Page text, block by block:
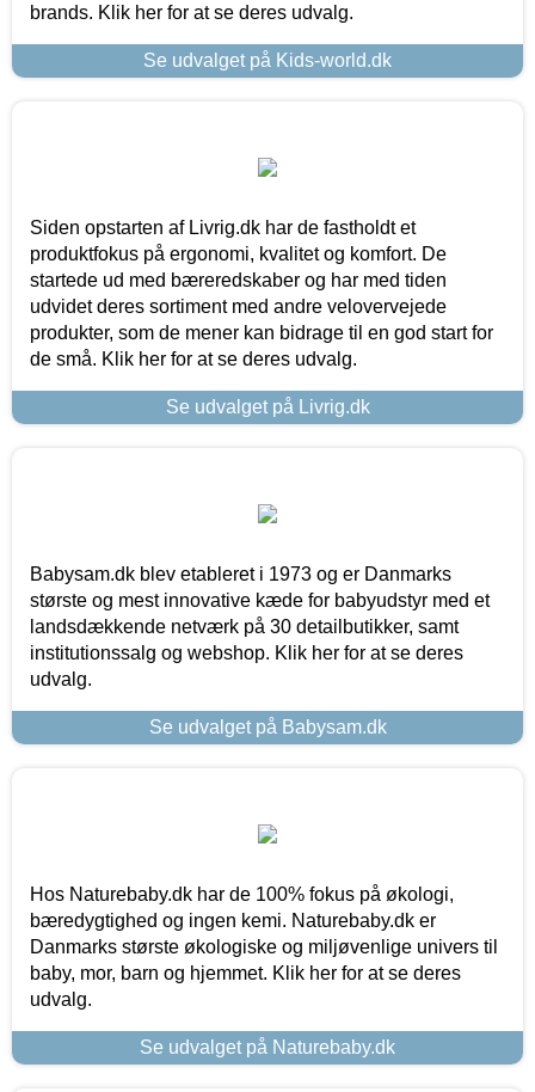
brands. Klik her for at se deres udvalg.
Se udvalget på Kids-world.dk
Siden opstarten af Livrig.dk har de fastholdt et
produktfokus på ergonomi, kvalitet og komfort. De
startede ud med bæreredskaber og har med tiden
udvidet deres sortiment med andre velovervejede
produkter, som de mener kan bidrage til en god start for
de små. Klik her for at se deres udvalg.
Se udvalget på Livrig.dk
Babysam.dk blev etableret i 1973 og er Danmarks
største og mest innovative kæde for babyudstyr med et
landsdækkende netværk på 30 detailbutikker, samt
institutionssalg og webshop. Klik her for at se deres
udvalg.
Se udvalget på Babysam.dk
Hos Naturebaby.dk har de 100% fokus på økologi,
bæredygtighed og ingen kemi. Naturebaby.dk er
Danmarks største økologiske og miljøvenlige univers til
baby, mor, barn og hjemmet. Klik her for at se deres
udvalg.
Se udvalget på Naturebaby.dk